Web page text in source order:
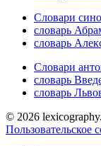
Словари
словарь
словарь
Словари
словарь
словарь
© 2026
Пользовательское